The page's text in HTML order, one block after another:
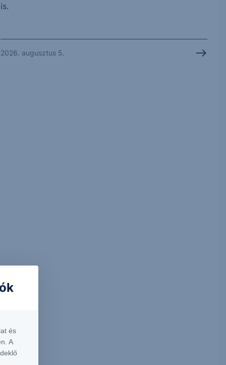
is.
2026. augusztus 5.
és
A